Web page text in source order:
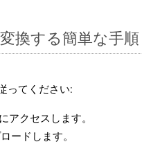
換する簡単な手順
ってください:
アクセスします。
ードします。